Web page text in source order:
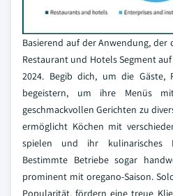
Basierend auf der Anwendung, der
Restaurant und Hotels Segment
2024. Begib dich, um die Gäste,
begeistern, um ihre Menüs
geschmackvollen Gerichten zu
ermöglicht Köchen mit
spielen und ihr kulinarisches
Bestimmte Betriebe sogar
prominent mit oregano-Saison.
Popularität, fördern eine treue